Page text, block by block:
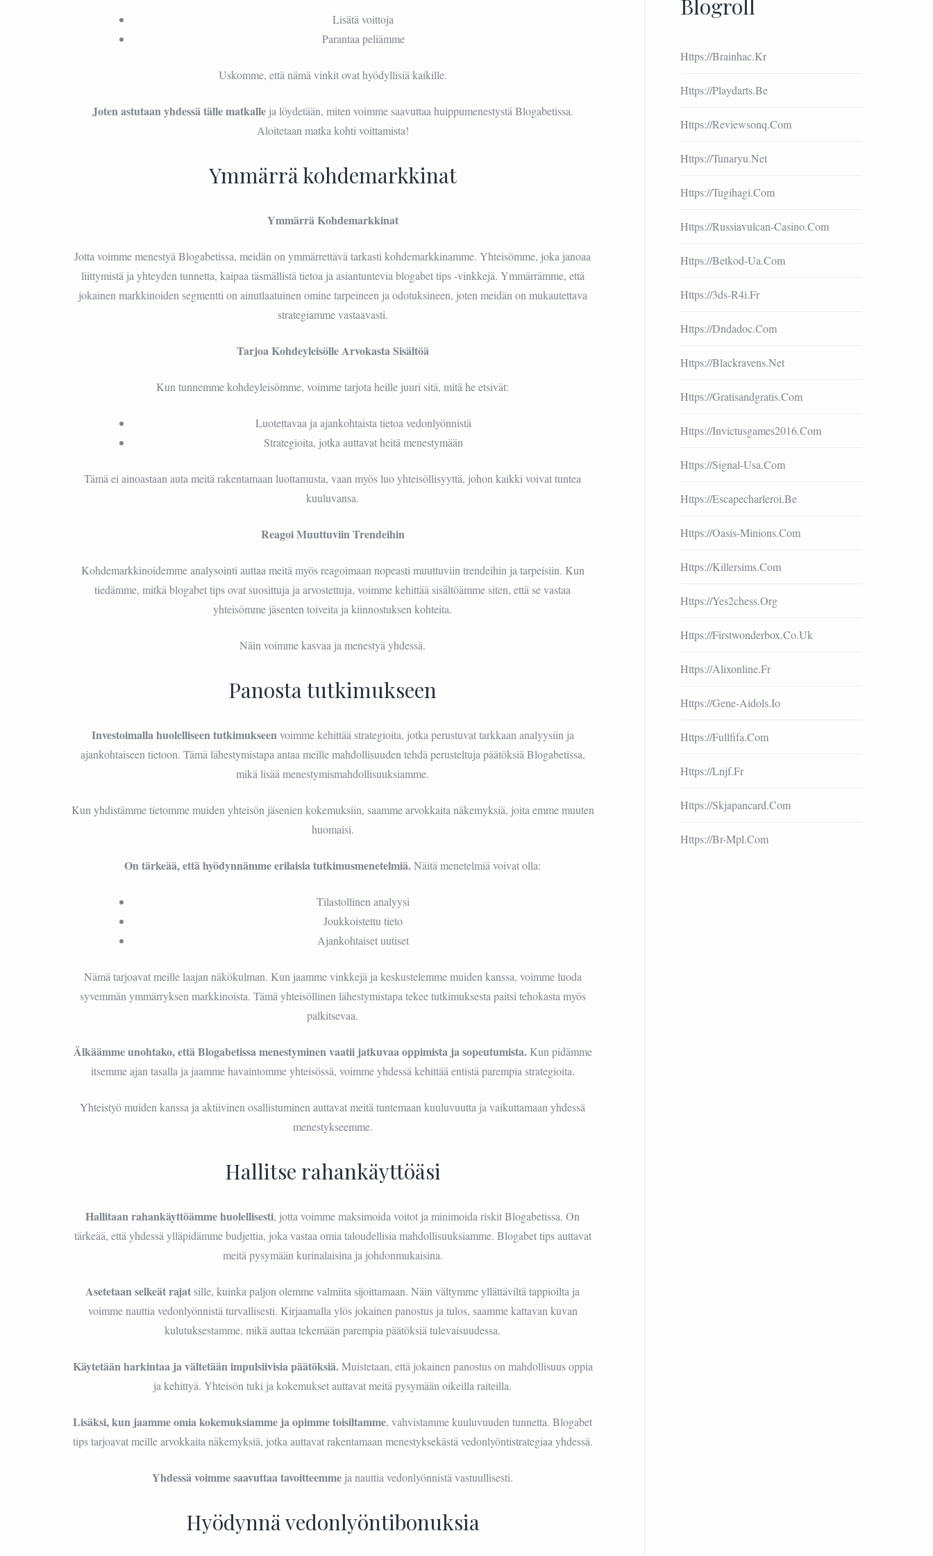
Lisätä voittoja
Parantaa peliämme
Uskomme, että nämä vinkit ovat hyödyllisiä kaikille.
Joten astutaan yhdessä tälle matkalleja löydetään, miten voimme saavuttaa huippumenestystä Blogabetissa.
Aloitetaan matka kohti voittamista!
Ymmärrä kohdemarkkinat
Ymmärrä Kohdemarkkinat
Jotta voimme menestyä Blogabetissa, meidän on ymmärrettävä tarkasti kohdemarkkinamme. Yhteisömme, joka janoaa
liittymistä ja yhteyden tunnetta, kaipaa täsmällistä tietoa ja asiantuntevia blogabet tips -vinkkejä. Ymmärrämme, että
jokainen markkinoiden segmentti on ainutlaatuinen omine tarpeineen ja odotuksineen, joten meidän on mukautettava
strategiamme vastaavasti.
Tarjoa Kohdeyleisölle Arvokasta Sisältöä
Kun tunnemme kohdeyleisömme, voimme tarjota heille juuri sitä, mitä he etsivät:
Luotettavaa ja ajankohtaista tietoa vedonlyönnistä
Strategioita, jotka auttavat heitä menestymään
Tämä ei ainoastaan auta meitä rakentamaan luottamusta, vaan myös luo yhteisöllisyyttä, johon kaikki voivat tuntea
kuuluvansa.
Reagoi Muuttuviin Trendeihin
Kohdemarkkinoidemme analysointi auttaa meitä myös reagoimaan nopeasti muuttuviin trendeihin ja tarpeisiin. Kun
tiedämme, mitkä blogabet tips ovat suosittuja ja arvostettuja, voimme kehittää sisältöämme siten, että se vastaa
yhteisömme jäsenten toiveita ja kiinnostuksen kohteita.
Näin voimme kasvaa ja menestyä yhdessä.
Panosta tutkimukseen
Investoimalla huolelliseen tutkimukseenvoimme kehittää strategioita, jotka perustuvat tarkkaan analyysiin ja
ajankohtaiseen tietoon. Tämä lähestymistapa antaa meille mahdollisuuden tehdä perusteltuja päätöksiä Blogabetissa,
mikä lisää menestymismahdollisuuksiamme.
Kun yhdistämme tietomme muiden yhteisön jäsenien kokemuksiin, saamme arvokkaita näkemyksiä, joita emme muuten
huomaisi.
On tärkeää, että hyödynnämme erilaisia tutkimusmenetelmiä.Näitä menetelmiä voivat olla:
Tilastollinen analyysi
Joukkoistettu tieto
Ajankohtaiset uutiset
Nämä tarjoavat meille laajan näkökulman. Kun jaamme vinkkejä ja keskustelemme muiden kanssa, voimme luoda
syvemmän ymmärryksen markkinoista. Tämä yhteisöllinen lähestymistapa tekee tutkimuksesta paitsi tehokasta myös
palkitsevaa.
Älkäämme unohtako, että Blogabetissa menestyminen vaatii jatkuvaa oppimista ja sopeutumista.Kun pidämme
itsemme ajan tasalla ja jaamme havaintomme yhteisössä, voimme yhdessä kehittää entistä parempia strategioita.
Yhteistyö muiden kanssa ja aktiivinen osallistuminen auttavat meitä tuntemaan kuuluvuutta ja vaikuttamaan yhdessä
menestykseemme.
Hallitse rahankäyttöäsi
Hallitaan rahankäyttöämme huolellisesti, jotta voimme maksimoida voitot ja minimoida riskit Blogabetissa. On
tärkeää, että yhdessä ylläpidämme budjettia, joka vastaa omia taloudellisia mahdollisuuksiamme. Blogabet tips auttavat
meitä pysymään kurinalaisina ja johdonmukaisina.
Asetetaan selkeät rajat sille, kuinka paljon olemme valmiita sijoittamaan. Näin vältymme yllättäviltä tappioilta ja
voimme nauttia vedonlyönnistä turvallisesti. Kirjaamalla ylös jokainen panostus ja tulos, saamme kattavan kuvan
kulutuksestamme, mikä auttaa tekemään parempia päätöksiä tulevaisuudessa.
Käytetään harkintaa ja vältetään impulsiivisia päätöksiä.Muistetaan, että jokainen panostus on mahdollisuus oppia
ja kehittyä. Yhteisön tuki ja kokemukset auttavat meitä pysymään oikeilla raiteilla.
Lisäksi, kun jaamme omia kokemuksiamme ja opimme toisiltamme, vahvistamme kuuluvuuden tunnetta. Blogabet
tips tarjoavat meille arvokkaita näkemyksiä, jotka auttavat rakentamaan menestyksekästä vedonlyöntistrategiaa yhdessä.
Yhdessä voimme saavuttaa tavoitteemme ja nauttia vedonlyönnistä vastuullisesti.
Hyödynnä vedonlyöntibonuksia
Blogroll
Https://brainhac.kr
Https://playdarts.be
Https://reviewsonq.com
Https://tunaryu.net
Https://tugihagi.com
Https://russiavulcan-Casino.com
Https://betkod-Ua.com
Https://3ds-R4i.fr
Https://dndadoc.com
Https://blackravens.net
Https://gratisandgratis.com
Https://invictusgames2016.com
Https://signal-Usa.com
Https://escapecharleroi.be
Https://oasis-Minions.com
Https://killersims.com
Https://yes2chess.org
Https://firstwonderbox.co.uk
Https://alixonline.fr
Https://gene-Aidols.io
Https://fullfifa.com
Https://lnjf.fr
Https://skjapancard.com
Https://br-Mpl.com